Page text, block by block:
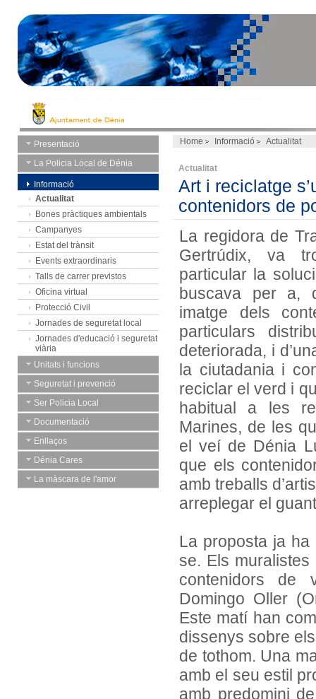
Presentació
La Policia Local de Dénia
Informació
Actualitat
Bones pràctiques ambientals
Campanyes
Estat del trànsit
Events extraordinaris
Talls de carrer previstos
Oficina virtual
Protecció Civil
Jornades de seguretat local
Jornades d'educació i seguretat
viària
Unitats i funcions
Seguretat i prevenció
Ser Policia Local
Documentació
Enllaços
Dénia Cares
La màscara de l'amor
Home Informació Actualitat
Actualitat
Art i reciclatge
contenidors de
La regidora de
Gertrúdix, va
particular la
buscava per a,
imatge dels
particulars
deteriorada, i
la ciutadania i
reciclar el verd i
habitual a les
Marines, de les
el veí de Dénia
que els
amb treballs
arreplegar el
La proposta ja ha
se. Els muralistes
contenidors de
Domingo Oller
Este matí han
dissenys sobre
de tothom. Una
amb el seu estil
amb predomini